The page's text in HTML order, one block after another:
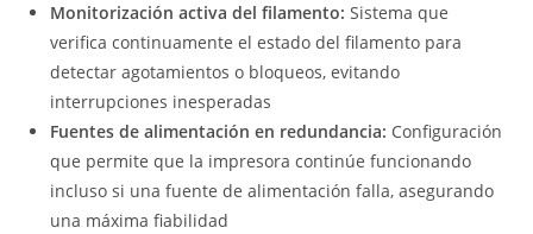
Monitorización activa del filamento: Sistema que
verifica continuamente el estado del filamento para
detectar agotamientos o bloqueos, evitando
interrupciones inesperadas
Fuentes de alimentación en redundancia: Configuración
que permite que la impresora continúe funcionando
incluso si una fuente de alimentación falla, asegurando
una máxima fiabilidad